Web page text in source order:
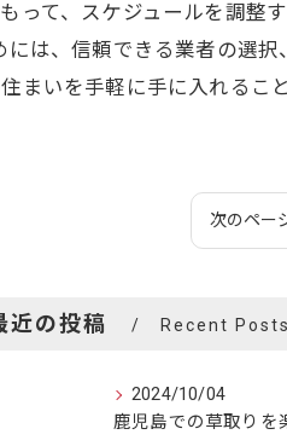
って、スケジュールを調整
は、信頼できる業者の選択
まいを手軽に手に入れるこ
次のペー
近の投稿 Recent Posts
2024/10/04